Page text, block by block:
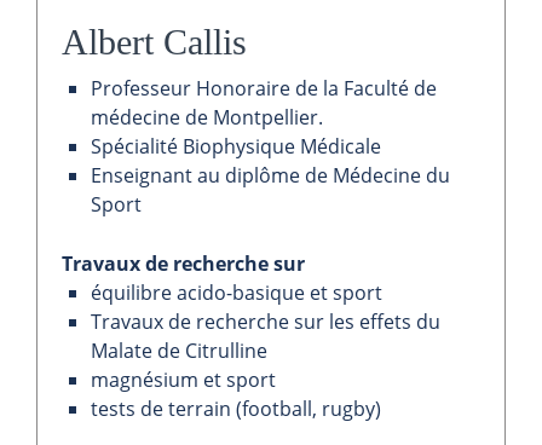
Albert Callis
Professeur Honoraire de la Faculté de
médecine de Montpellier.
Spécialité Biophysique Médicale
Enseignant au diplôme de Médecine du
Sport
Travaux de recherche sur
équilibre acido-basique et sport
Travaux de recherche sur les effets du
Malate de Citrulline
magnésium et sport
tests de terrain (football, rugby)